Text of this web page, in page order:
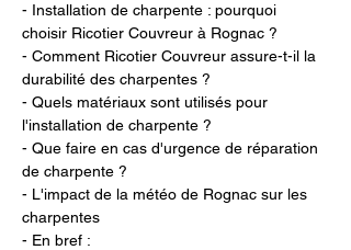
- Installation de charpente : pourquoi
choisir Ricotier Couvreur à Rognac ?
- Comment Ricotier Couvreur assure-t-il la
durabilité des charpentes ?
- Quels matériaux sont utilisés pour
l'installation de charpente ?
- Que faire en cas d'urgence de réparation
de charpente ?
- L'impact de la météo de Rognac sur les
charpentes
- En bref :